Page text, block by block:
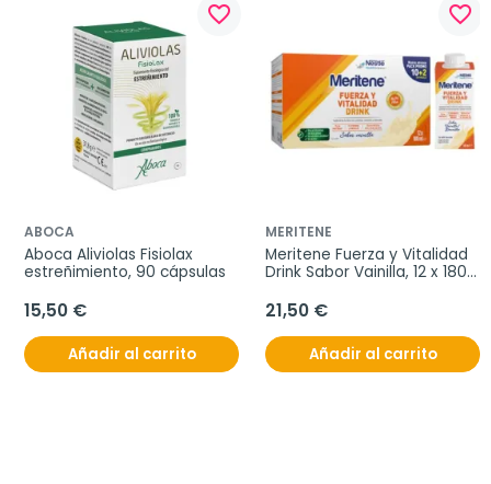
favorite_border
ABOCA
Aboca Aliviolas Fisiolax
estreñimiento, 90 cápsulas
15,50 €
Añadir al carrito
favorite_border
MERITENE
Meritene Fuerza y Vitalidad
Drink Sabor Vainilla, 12 x 180
21,50 €
Añadir al carrito